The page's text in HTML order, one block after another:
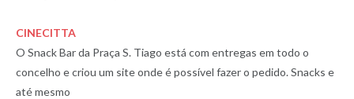
CINECITTA
O Snack Bar da Praça S. Tiago está com entregas em todo o
concelho e criou um site onde é possível fazer o pedido. Snacks e
até mesmo